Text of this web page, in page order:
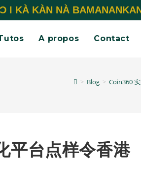
I KÀ KÀN NÀ
A propos Contact
> Blog > Coin360
平台点样令香港